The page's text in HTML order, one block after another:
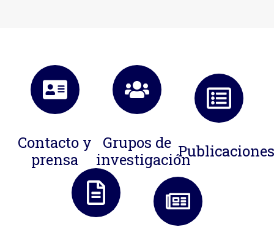
Contacto y
prensa
Grupos de
investigación